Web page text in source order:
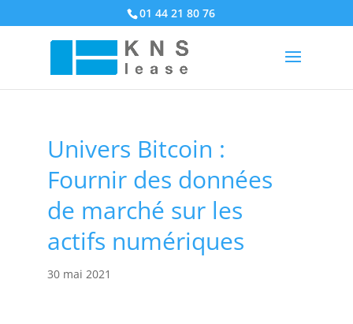
01 44 21 80 76
Univers Bitcoin :
Fournir des données
de marché sur les
actifs numériques
30 mai 2021